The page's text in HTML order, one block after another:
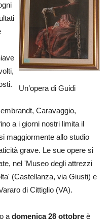
Un’opera di Guidi
Caravaggio,
a i giorni nostri limita il
maggiormente allo studio
grave. Le sue opere si
nel 'Museo degli attrezzi
(Castellanza, via Giusti) e
di Cittiglio (VA).
a domenica 28 ottobre è